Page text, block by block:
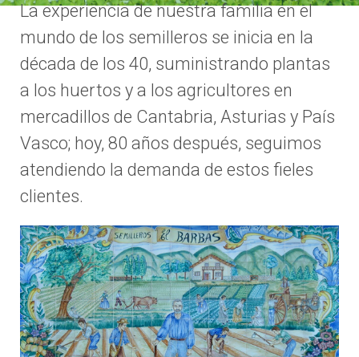
La experiencia de nuestra familia en el
mundo de los semilleros se inicia en la
década de los 40, suministrando plantas
a los huertos y a los agricultores en
mercadillos de Cantabria, Asturias y País
Vasco; hoy, 80 años después, seguimos
atendiendo la demanda de estos fieles
clientes.